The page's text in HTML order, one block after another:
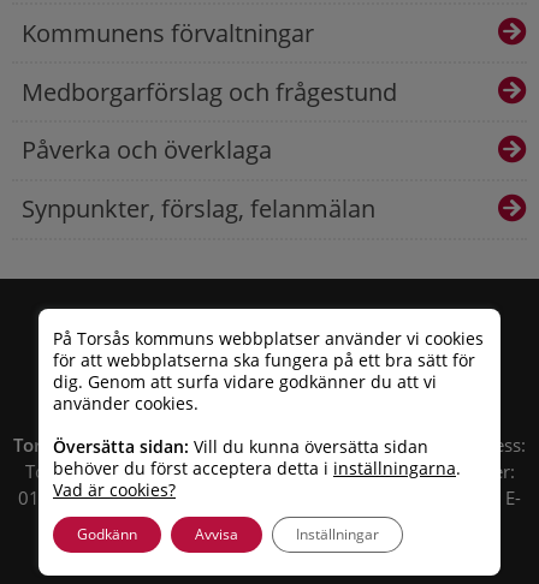
På Torsås kommuns webbplatser använder vi cookies
för att webbplatserna ska fungera på ett bra sätt för
dig. Genom att surfa vidare godkänner du att vi
använder cookies.
Översätta sidan: Vill du kunna översätta sidan
behöver du först acceptera detta i inställningarna.
Vad är cookies?
Godkänn Avvisa Inställningar
Kommunens förvaltningar
Medborgarförslag och frågestund
Påverka och överklaga
Synpunkter, förslag, felanmälan
Torsås kommun| Besöksadress: Allfargatan 26 | Postadress:
Torsås kommun, Box 503, 385 25 Torsås Telefonnummer:
010 – 35 33 100 | Organisationsnummer: 212000-0696 | E-
post:info@torsas.se|Tillgänglighetsredogörelse